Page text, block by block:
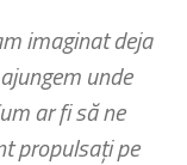
imaginat deja
unde
ar fi să ne
propulsați pe